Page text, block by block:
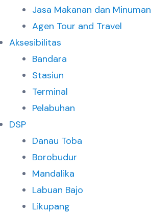
Jasa Makanan dan Minuman
Agen Tour and Travel
Aksesibilitas
Bandara
Stasiun
Terminal
Pelabuhan
DSP
Danau Toba
Borobudur
Mandalika
Labuan Bajo
Likupang